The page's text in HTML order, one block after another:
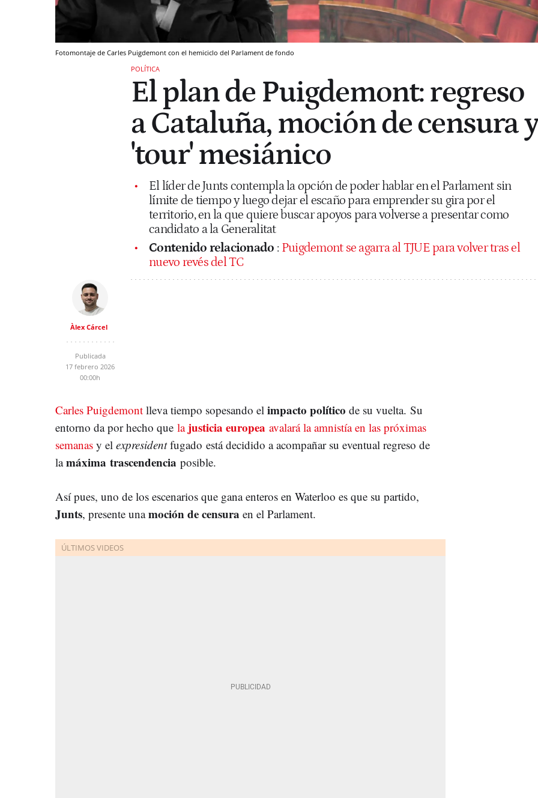
Fotomontaje de Carles Puigdemont con el hemiciclo del Parlament de fondo
POLÍTICA
El plan de Puigdemont: regreso
a Cataluña, moción de censura y
'tour' mesiánico
El líder de Junts contempla la opción de poder hablar en el Parlament sin
límite de tiempo y luego dejar el escaño para emprender su gira por el
territorio, en la que quiere buscar apoyos para volverse a presentar como
candidato a la Generalitat
Contenido relacionado : Puigdemont se agarra al TJUE para volver tras el
nuevo revés del TC
Àlex Cárcel
Publicada
17 febrero 2026
00:00h
Carles Puigdemont lleva tiempo sopesando el impacto político de su vuelta. Su
entorno da por hecho que la justicia europea avalará la amnistía en las próximas
semanas y el expresidentfugado está decidido a acompañar su eventual regreso de
lamáxima trascendencia posible.
Así pues, uno de los escenarios que gana enteros en Waterloo es que su partido,
Junts, presente unamoción de censura en el Parlament.